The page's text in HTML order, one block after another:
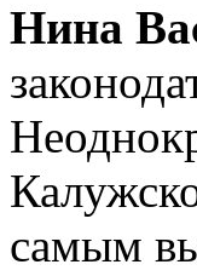
Нина
самым